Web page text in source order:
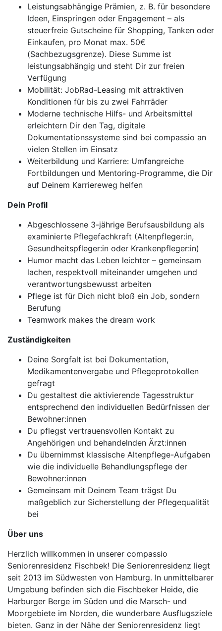
Leistungsabhängige Prämien, z. B. für besondere
Ideen, Einspringen oder Engagement – als
steuerfreie Gutscheine für Shopping, Tanken oder
Einkaufen, pro Monat max. 50€
(Sachbezugsgrenze). Diese Summe ist
leistungsabhängig und steht Dir zur freien
Verfügung
Mobilität: JobRad-Leasing mit attraktiven
Konditionen für bis zu zwei Fahrräder
Moderne technische Hilfs- und Arbeitsmittel
erleichtern Dir den Tag, digitale
Dokumentationssysteme sind bei compassio an
vielen Stellen im Einsatz
Weiterbildung und Karriere: Umfangreiche
Fortbildungen und Mentoring-Programme, die Dir
auf Deinem Karriereweg helfen
Dein Profil
Abgeschlossene 3-jährige Berufsausbildung als
examinierte Pflegefachkraft (Altenpfleger:in,
Gesundheitspfleger:in oder Krankenpfleger:in)
Humor macht das Leben leichter – gemeinsam
lachen, respektvoll miteinander umgehen und
verantwortungsbewusst arbeiten
Pflege ist für Dich nicht bloß ein Job, sondern
Berufung
Teamwork makes the dream work
Zuständigkeiten
Deine Sorgfalt ist bei Dokumentation,
Medikamentenvergabe und Pflegeprotokollen
gefragt
Du gestaltest die aktivierende Tagesstruktur
entsprechend den individuellen Bedürfnissen der
Bewohner:innen
Du pflegst vertrauensvollen Kontakt zu
Angehörigen und behandelnden Ärzt:innen
Du übernimmst klassische Altenpflege-Aufgaben
wie die individuelle Behandlungspflege der
Bewohner:innen
Gemeinsam mit Deinem Team trägst Du
maßgeblich zur Sicherstellung der Pflegequalität
bei
Über uns
Herzlich willkommen in unserer compassio
Seniorenresidenz Fischbek! Die Seniorenresidenz liegt
seit 2013 im Südwesten von Hamburg. In unmittelbarer
Umgebung befinden sich die Fischbeker Heide, die
Harburger Berge im Süden und die Marsch- und
Moorgebiete im Norden, die wunderbare Ausflugsziele
bieten. Ganz in der Nähe der Seniorenresidenz liegt